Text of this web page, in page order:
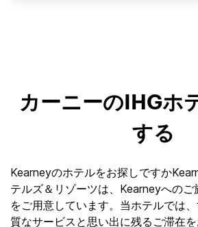
カーニーのIHGホ
する
Kearneyのホテルをお探しですか
テルズ＆リゾーツは、Kearneyへの
をご用意しています。当ホテルでは
質なサービスと思い出に残るご滞在を